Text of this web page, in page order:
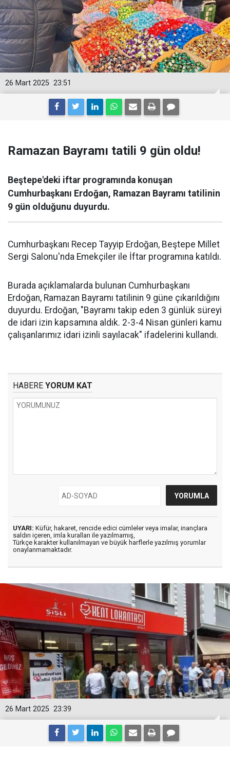
23:51
26 Mart 2025
Ramazan Bayramı tatili 9 gün oldu!
Beştepe'deki iftar programında konuşan
Cumhurbaşkanı Erdoğan, Ramazan Bayramı tatilinin
9 gün olduğunu duyurdu.
Cumhurbaşkanı Recep Tayyip Erdoğan, Beştepe Millet
Sergi Salonu'nda Emekçiler ile İftar programına katıldı.
Burada açıklamalarda bulunan Cumhurbaşkanı
Erdoğan, Ramazan Bayramı tatilinin 9 güne çıkarıldığını
duyurdu. Erdoğan, "Bayramı takip eden 3 günlük süreyi
de idari izin kapsamına aldık. 2-3-4 Nisan günleri kamu
çalışanlarımız idari izinli sayılacak" ifadelerini kullandı.
HABERE YORUM KAT
UYARI: Küfür, hakaret, rencide edici cümleler veya imalar, inançlara
saldırı içeren, imla kuralları ile yazılmamış,
Türkçe karakter kullanılmayan ve büyük harflerle yazılmış yorumlar
onaylanmamaktadır.
23:39
26 Mart 2025